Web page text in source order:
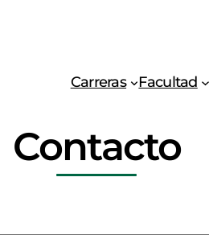
Carreras Facultad
Contacto